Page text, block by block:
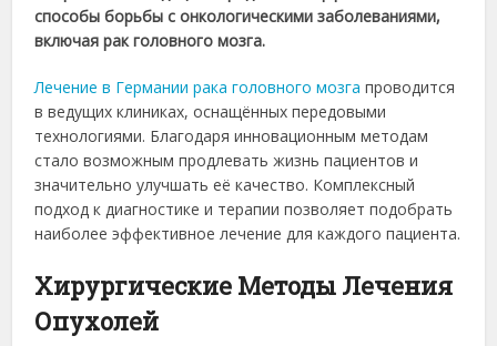
способы борьбы с онкологическими заболеваниями,
включая рак головного мозга.
Лечение в Германии рака головного мозга проводится
в ведущих клиниках, оснащённых передовыми
технологиями. Благодаря инновационным методам
стало возможным продлевать жизнь пациентов и
значительно улучшать её качество. Комплексный
подход к диагностике и терапии позволяет подобрать
наиболее эффективное лечение для каждого пациента.
Хирургические Методы Лечения
Опухолей